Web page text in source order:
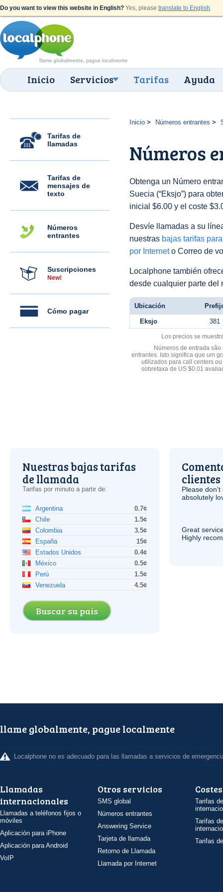
Do you want to view this website in English? Yes, please translate to English.
Inicio Servicios Tarifas Ayuda
Tarifas de
llamadas
Tarifas de
mensajes de
texto
Números
entrantes
Suscripciones
New!
Cómo pagar
Inicio Números entrantes
Números
Obtenga un Número
Suecia (“Eksjo”) para
inicial $6.00 y el coste
Desvíe llamadas a su
nuestras bajas tarifas
por Interneto Correo de
Localphone también
desde cualquier parte del
Ubicación
Eksjo 381
Los precios se
Números de entrada
entrantes. Isto significa que um
utilizados para call centers
sobretaxa de US $0.01
Nuestras bajas tarifas
de llamada
Tarifas por minuto a partir de:
Argentina
0.7¢
Chile
1.5¢
Colombia
3.5¢
España
15¢
Estados Unidos
0.4¢
México
0.5¢
Perú
1.5¢
Venezuela
4.5¢
Buscar su país
clientes
Please
absolutely
Great
Highly
llame globalmente, pague localmente
Localphone no es adecuado para las llamadas a servicios de
Llamadas
internacionales
Llamadas a teléfonos fijos o
móviles
Aplicación para iPhone
Aplicación para Android
VoIP
Otros servicios
SMS global
Números entrantes
Answering Service
Tarjeta de llamada
Retorno de Llamada
Llamada por Internet
Costes
Tarifas
Tarifas
Tarifas